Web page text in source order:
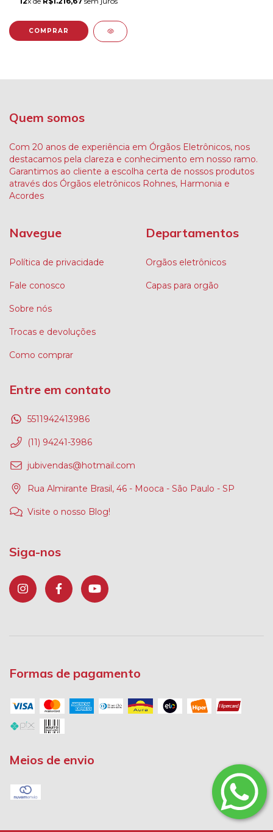
Quem somos
Com 20 anos de experiência em Órgãos Eletrônicos, nos
destacamos pela clareza e conhecimento em nosso ramo.
Garantimos ao cliente a escolha certa de nossos produtos
através dos Órgãos eletrônicos Rohnes, Harmonia e
Acordes
Navegue
Política de privacidade
Fale conosco
Sobre nós
Trocas e devoluções
Como comprar
Departamentos
Orgãos eletrônicos
Capas para orgão
Entre em contato
5511942413986
(11) 94241-3986
jubivendas@hotmail.com
Rua Almirante Brasil, 46 - Mooca - São Paulo - SP
Visite o nosso Blog!
Siga-nos
Formas de pagamento
Meios de envio